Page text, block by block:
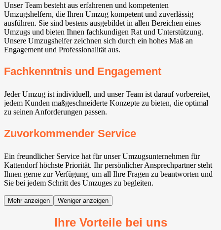
Unser Team besteht aus erfahrenen und kompetenten
Umzugshelfern, die Ihren Umzug kompetent und zuverlässig
ausführen. Sie sind bestens ausgebildet in allen Bereichen eines
Umzugs und bieten Ihnen fachkundigen Rat und Unterstützung.
Unsere Umzugshelfer zeichnen sich durch ein hohes Maß an
Engagement und Professionalität aus.
Fachkenntnis und Engagement
Jeder Umzug ist individuell, und unser Team ist darauf vorbereitet,
jedem Kunden maßgeschneiderte Konzepte zu bieten, die optimal
zu seinen Anforderungen passen.
Zuvorkommender Service
Ein freundlicher Service hat für unser Umzugsunternehmen für
Kattendorf höchste Priorität. Ihr persönlicher Ansprechpartner steht
Ihnen gerne zur Verfügung, um all Ihre Fragen zu beantworten und
Sie bei jedem Schritt des Umzuges zu begleiten.
Mehr anzeigen Weniger anzeigen
Ihre Vorteile bei uns